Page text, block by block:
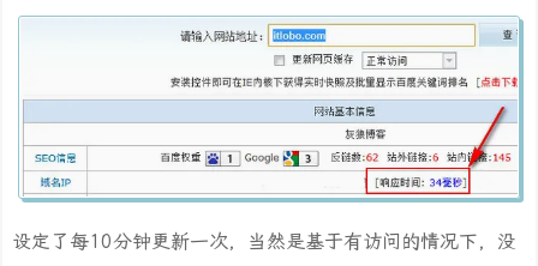
设定了每10分钟更新一次，当然是基于有访问的情况下，没